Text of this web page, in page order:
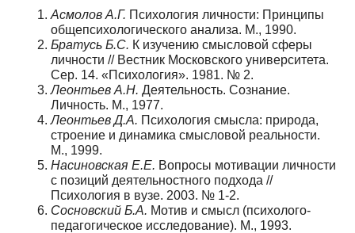
Асмолов А.Г. Психология личности: Принципы
общепсихологического анализа. М., 1990.
Братусь Б.С. К изучению смысловой сферы
личности // Вестник Московского университета.
Сер. 14. «Психология». 1981. № 2.
Леонтьев А.Н. Деятельность. Сознание.
Личность. М., 1977.
Леонтьев Д.А. Психология смысла: природа,
строение и динамика смысловой реальности.
М., 1999.
Насиновская Е.Е. Вопросы мотивации личности
с позиций деятельностного подхода //
Психология в вузе. 2003. № 1-2.
Сосновский Б.А. Мотив и смысл (психолого-
педагогическое исследование). М., 1993.